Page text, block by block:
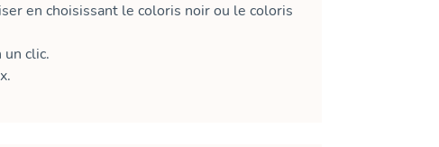
en choisissant le coloris noir ou le coloris
un clic.